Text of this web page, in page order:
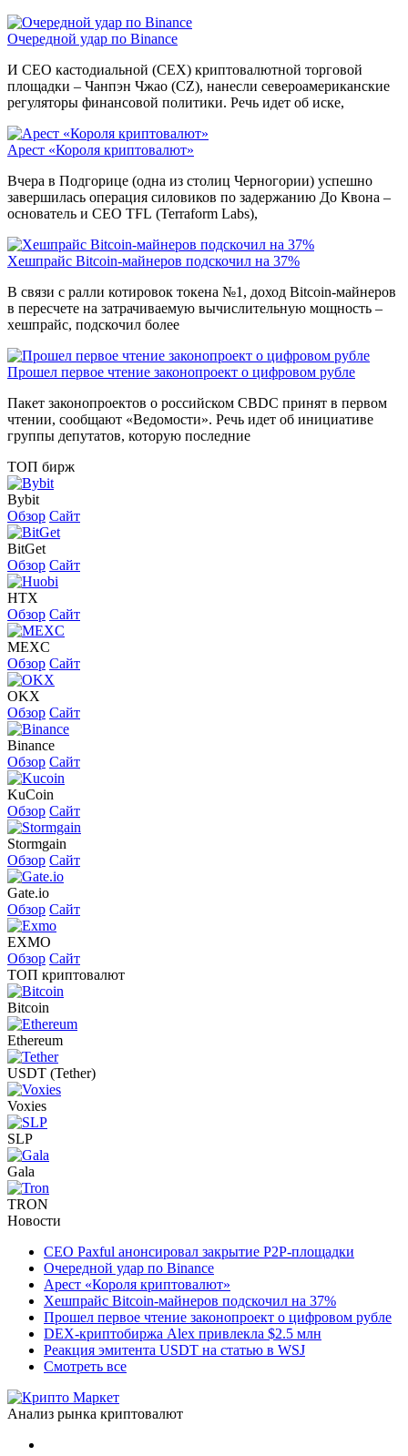
Очередной удар по Binance
И CEO кастодиальной (CEX) криптовалютной торговой
площадки – Чанпэн Чжао (CZ), нанесли североамериканские
регуляторы финансовой политики. Речь идет об иске,
Арест «Короля криптовалют»
Вчера в Подгорице (одна из столиц Черногории) успешно
завершилась операция силовиков по задержанию До Квона –
основатель и CEO TFL (Terraform Labs),
Хешпрайс Bitcoin-майнеров подскочил на 37%
В связи с ралли котировок токена №1, доход Bitcoin-майнеров
в пересчете на затрачиваемую вычислительную мощность –
хешпрайс, подскочил более
Прошел первое чтение законопроект о цифровом рубле
Пакет законопроектов о российском CBDC принят в первом
чтении, сообщают «Ведомости». Речь идет об инициативе
группы депутатов, которую последние
ТОП бирж
Bybit
Обзор Сайт
BitGet
Обзор Сайт
HTX
Обзор Сайт
MEXC
Обзор Сайт
OKX
Обзор Сайт
Binance
Обзор Сайт
KuCoin
Обзор Сайт
Stormgain
Обзор Сайт
Gate.io
Обзор Сайт
EXMO
Обзор Сайт
ТОП криптовалют
Bitcoin
Ethereum
USDT (Tether)
Voxies
SLP
Gala
TRON
Новости
CEO Paxful анонсировал закрытие P2P-площадки
Очередной удар по Binance
Арест «Короля криптовалют»
Хешпрайс Bitcoin-майнеров подскочил на 37%
Прошел первое чтение законопроект о цифровом рубле
DEX-криптобиржа Alex привлекла $2.5 млн
Реакция эмитента USDT на статью в WSJ
Смотреть все
Анализ рынка криптовалют